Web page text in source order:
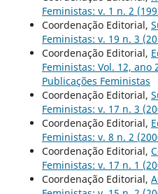
Feministas: v. 1 n. 2
Coordenação Editorial,
Feministas: v. 19 n. 3
Coordenação Editorial,
Feministas: Vol. 12, ano
Publicações Feministas
Coordenação Editorial,
Feministas: v. 17 n. 3
Coordenação Editorial,
Feministas: v. 8 n. 2
Coordenação Editorial,
Feministas: v. 17 n. 1
Coordenação Editorial,